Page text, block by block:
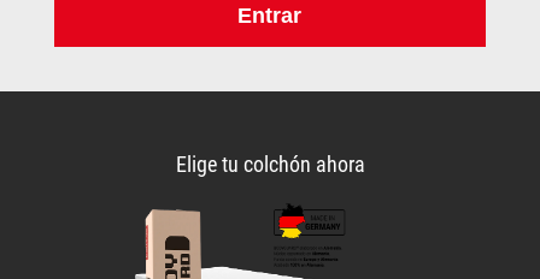
Entrar
Elige tu colchón ahora